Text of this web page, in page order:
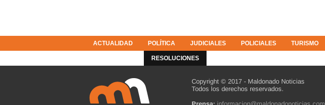
ACTUALIDAD POLÍTICA JUDICIALES POLICIALES TURISMO
RESOLUCIONES
Copyright © 2017 - Maldonado Noticias
Todos los derechos reservados.